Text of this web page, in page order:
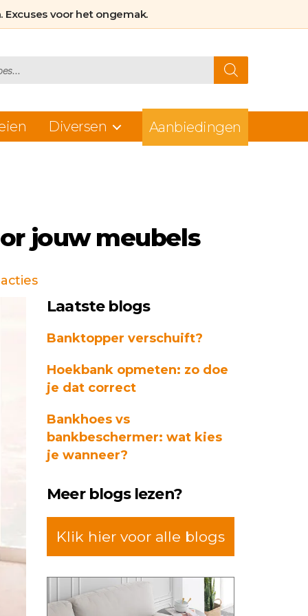
voor het ongemak.
Diversen Aanbiedingen
jouw meubels
op
Bankbeschermers:
Stijlvolle
bescherming
jouw
meubels
Laatste blogs
Banktopper verschuift?
Hoekbank opmeten: zo doe
je dat correct
Bankhoes vs
bankbeschermer: wat kies
je wanneer?
Meer blogs lezen?
Klik hier voor alle blogs
product